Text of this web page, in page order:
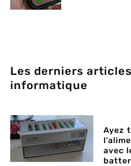
Les derniers
informatique
Ayez
avec